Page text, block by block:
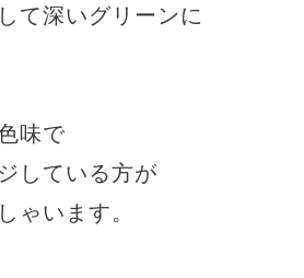
て深いグリーンに
味で
している方が
ゃいます。